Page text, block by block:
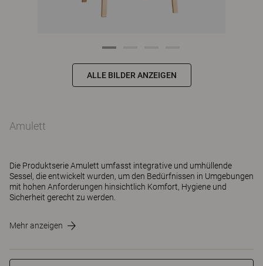
ALLE BILDER ANZEIGEN
Amulett
Die Produktserie Amulett umfasst integrative und umhüllende
Sessel, die entwickelt wurden, um den Bedürfnissen in Umgebungen
mit hohen Anforderungen hinsichtlich Komfort, Hygiene und
Sicherheit gerecht zu werden.
Mehr anzeigen